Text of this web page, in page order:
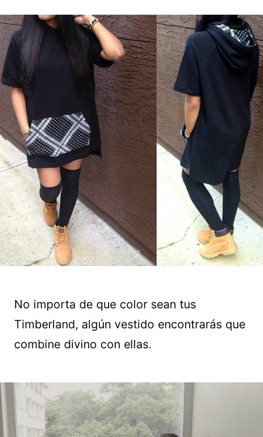
No importa de que color sean tus
Timberland, algún vestido encontrarás que
combine divino con ellas.